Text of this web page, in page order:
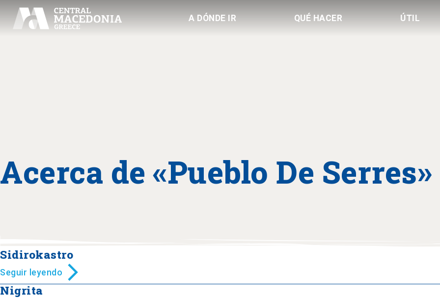
A DÓNDE IR QUÉ HACER ÚTIL
Acerca de «Pueblo De Serres»
Sidirokastro
Seguir leyendo
Nigrita